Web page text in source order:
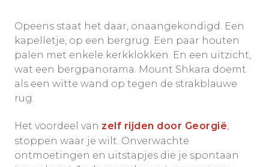
Opeens staat het daar, onaangekondigd. Een
kapelletje, op een bergrug. Een paar houten
palen met enkele kerkklokken. En een uitzicht,
wat een bergpanorama. Mount Shkara doemt
als een witte wand op tegen de strakblauwe
rug.
Het voordeel van zelf rijden door Georgië
stoppen waar je wilt. Onverwachte
ontmoetingen en uitstapjes die je spontaan